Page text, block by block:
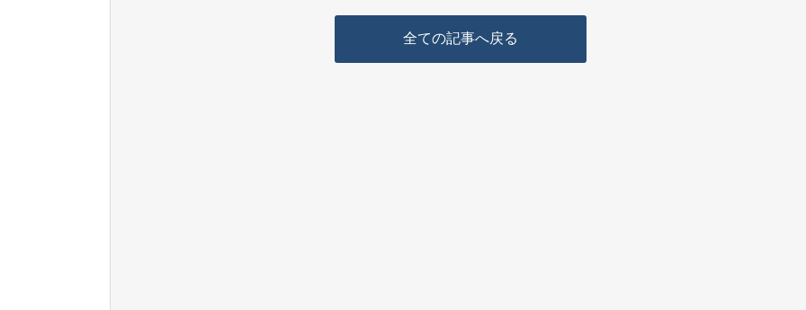
全ての記事へ戻る